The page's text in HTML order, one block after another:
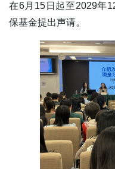
在6月15日起至2029年
保基金提出声请。